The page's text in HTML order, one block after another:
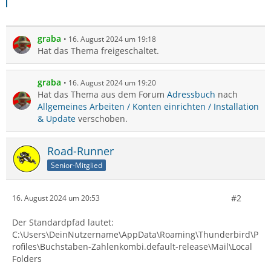
graba 16. August 2024 um 19:18
Hat das Thema freigeschaltet.
graba 16. August 2024 um 19:20
Hat das Thema aus dem Forum Adressbuch nach
Allgemeines Arbeiten / Konten einrichten / Installation
& Update verschoben.
Road-Runner
Senior-Mitglied
16. August 2024 um 20:53 #2
Der Standardpfad lautet:
C:\Users\DeinNutzername\AppData\Roaming\Thunderbird\P
rofiles\Buchstaben-Zahlenkombi.default-release\Mail\Local
Folders